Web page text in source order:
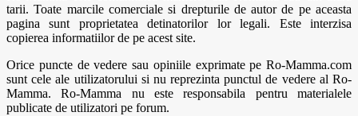
tarii. Toate marcile comerciale si drepturile de autor de pe aceasta
pagina sunt proprietatea detinatorilor lor legali. Este interzisa
copierea informatiilor de pe acest site.
Orice puncte de vedere sau opiniile exprimate pe Ro-Mamma.com
sunt cele ale utilizatorului si nu reprezinta punctul de vedere al Ro-
Mamma. Ro-Mamma nu este responsabila pentru materialele
publicate de utilizatori pe forum.